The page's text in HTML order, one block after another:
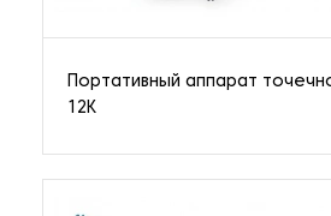
Портативный аппарат
12K